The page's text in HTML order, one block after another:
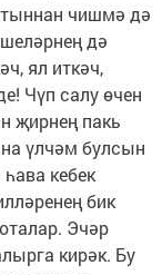
чишмә дә
дә
ял иткәч,
Чүп салу өчен
җирнең пакь
үлчәм булсын
кебек
бик
Эчәр
кирәк. Бу